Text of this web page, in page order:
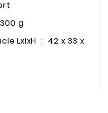
l'article ‏ : ‎ 300 g
: ‎ 42 x 33 x